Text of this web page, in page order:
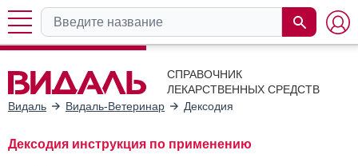
СПРАВОЧНИК
ЛЕКАРСТВЕННЫХ СРЕДСТВ
Видаль
Видаль-Ветеринар Дексодия
Дексодия инструкция по применению